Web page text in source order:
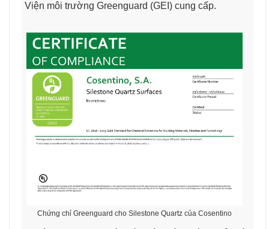
Viện môi trường Greenguard (GEI) cung cấp.
Chứng chỉ Greenguard cho Silestone Quartz của Cosentino